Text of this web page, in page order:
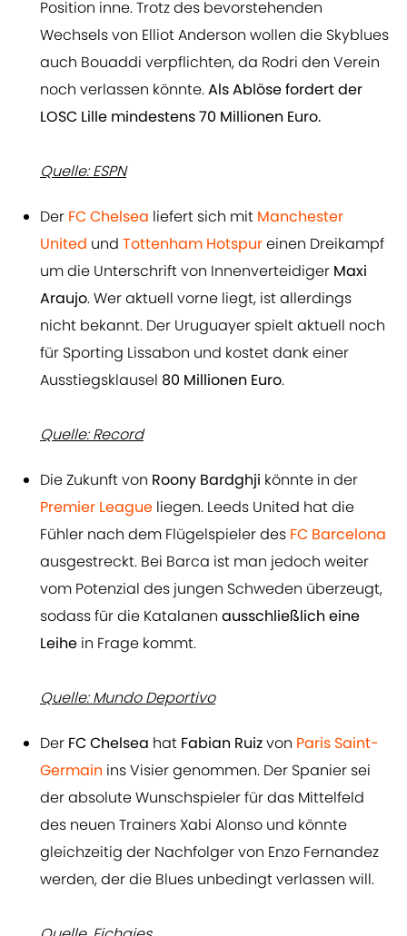
Position inne. Trotz des bevorstehenden
Wechsels von Elliot Anderson wollen die Skyblues
auch Bouaddi verpflichten, da Rodri den Verein
noch verlassen könnte.Als Ablöse fordert der
LOSC Lille mindestens 70 Millionen Euro.
Quelle: ESPN
Der FC Chelsea liefert sich mit Manchester
United und Tottenham Hotspureinen Dreikampf
um die Unterschrift von Innenverteidiger Maxi
Araujo. Wer aktuell vorne liegt, ist allerdings
nicht bekannt. Der Uruguayer spielt aktuell noch
für Sporting Lissabon und kostet dank einer
Ausstiegsklausel 80 Millionen Euro.
Quelle: Record
Die Zukunft von Roony Bardghji könnte in der
Premier League liegen. Leeds United hat die
Fühler nach dem Flügelspieler des FC Barcelona
ausgestreckt. Bei Barca ist man jedoch weiter
vom Potenzial des jungen Schweden überzeugt,
sodass für die Katalanen ausschließlich eine
Leihe in Frage kommt.
Quelle: Mundo Deportivo
Der FC Chelsea hat Fabian Ruizvon Paris Saint-
Germain ins Visier genommen. Der Spanier sei
der absolute Wunschspieler für das Mittelfeld
des neuen Trainers Xabi Alonso und könnte
gleichzeitig der Nachfolger von Enzo Fernandez
werden, der die Blues unbedingt verlassen will.